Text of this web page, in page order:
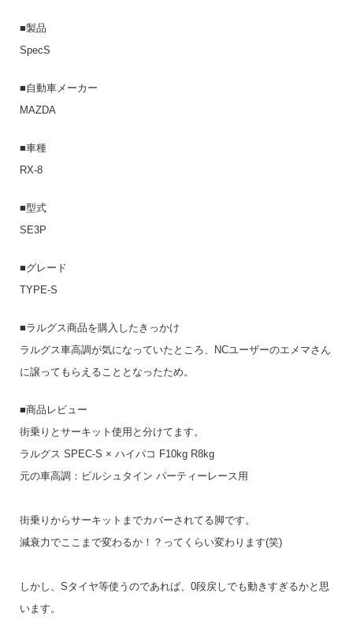
■製品
SpecS
■自動車メーカー
MAZDA
■車種
RX-8
■型式
SE3P
■グレード
TYPE-S
■ラルグス商品を購入したきっかけ
ラルグス車高調が気になっていたところ、NCユーザーのエメマさん
に譲ってもらえることとなったため。
■商品レビュー
街乗りとサーキット使用と分けてます。
ラルグス SPEC-S × ハイパコ F10kg R8kg
元の車高調：ビルシュタイン パーティーレース用
街乗りからサーキットまでカバーされてる脚です。
減衰力でここまで変わるか！？ってくらい変わります(笑)
しかし、Sタイヤ等使うのであれば、0段戻しでも動きすぎるかと思
います。